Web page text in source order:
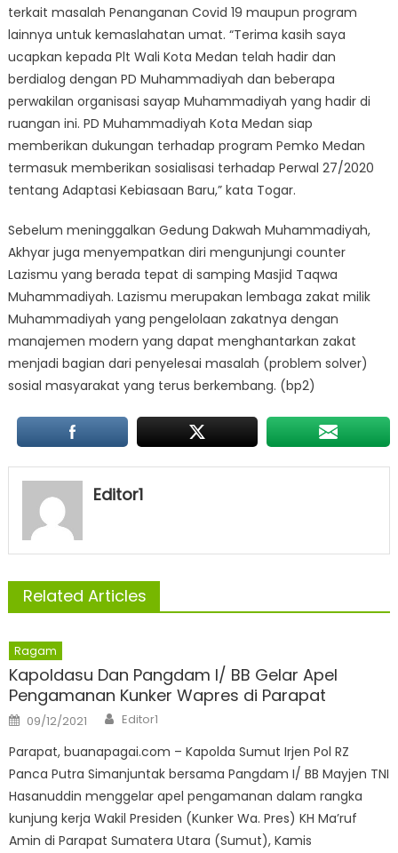
terkait masalah Penanganan Covid 19 maupun program
lainnya untuk kemaslahatan umat. “Terima kasih saya
ucapkan kepada Plt Wali Kota Medan telah hadir dan
berdialog dengan PD Muhammadiyah dan beberapa
perwakilan organisasi sayap Muhammadiyah yang hadir di
ruangan ini. PD Muhammadiyah Kota Medan siap
memberikan dukungan terhadap program Pemko Medan
termasuk memberikan sosialisasi terhadap Perwal 27/2020
tentang Adaptasi Kebiasaan Baru,” kata Togar.
Sebelum meninggalkan Gedung Dakwah Muhammadiyah,
Akhyar juga menyempatkan diri mengunjungi counter
Lazismu yang berada tepat di samping Masjid Taqwa
Muhammadiyah. Lazismu merupakan lembaga zakat milik
Muhammadiyah yang pengelolaan zakatnya dengan
manajemen modern yang dapat menghantarkan zakat
menjadi bagian dari penyelesai masalah (problem solver)
sosial masyarakat yang terus berkembang. (bp2)
Editor1
Related Articles
Ragam
Kapoldasu Dan Pangdam I/ BB Gelar Apel
Pengamanan Kunker Wapres di Parapat
Posted
on
09/12/2021 Author
Editor1
Parapat, buanapagai.com – Kapolda Sumut Irjen Pol RZ
Panca Putra Simanjuntak bersama Pangdam I/ BB Mayjen TNI
Hasanuddin menggelar apel pengamanan dalam rangka
kunjung kerja Wakil Presiden (Kunker Wa. Pres) KH Ma’ruf
Amin di Parapat Sumatera Utara (Sumut), Kamis